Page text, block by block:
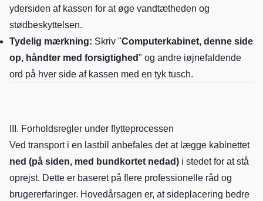
ydersiden af kassen for at øge vandtætheden og
stødbeskyttelsen.
Tydelig mærkning: Skriv "Computerkabinet, denne side
op, håndter med forsigtighed" og andre iøjnefaldende
ord på hver side af kassen med en tyk tusch.
III. Forholdsregler under flytteprocessen
Ved transport i en lastbil anbefales det at lægge kabinettet
ned (på siden, med bundkortet nedad) i stedet for at stå
oprejst. Dette er baseret på flere professionelle råd og
brugererfaringer. Hovedårsagen er, at sideplacering bedre